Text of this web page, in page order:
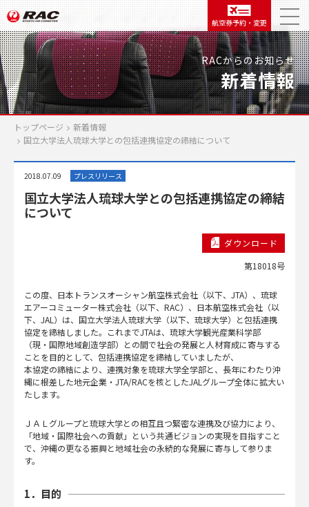
航空券予約・変更
RACからのお知らせ
新着情報
トップページ
新着情報
国立大学法人琉球大学との包括連携協定の締結について
2018.07.09 プレスリリース
国立大学法人琉球大学との包括連携協定の締結
について
ダウンロード
第18018号
この度、日本トランスオーシャン航空株式会社（以下、JTA）、琉球
エアーコミューター株式会社（以下、RAC）、日本航空株式会社（以
下、JAL）は、国立大学法人琉球大学（以下、琉球大学）と包括連携
協定を締結しました。これまでJTAは、琉球大学観光産業科学部
（現・国際地域創造学部）との間で社会の発展と人材育成に寄与する
ことを目的として、包括連携協定を締結していましたが、
本協定の締結により、連携対象を琉球大学全学部と、長年にわたり沖
縄に根差した地元企業・JTA/RACを核としたJALグループ全体に拡大い
たします。
ＪＡＬグループと琉球大学との相互且つ緊密な連携及び協力により、
「地域・国際社会への貢献」という共通ビジョンの実現を目指すこと
で、沖縄の更なる振興と地域社会の永続的な発展に寄与して参りま
す。
1．目的